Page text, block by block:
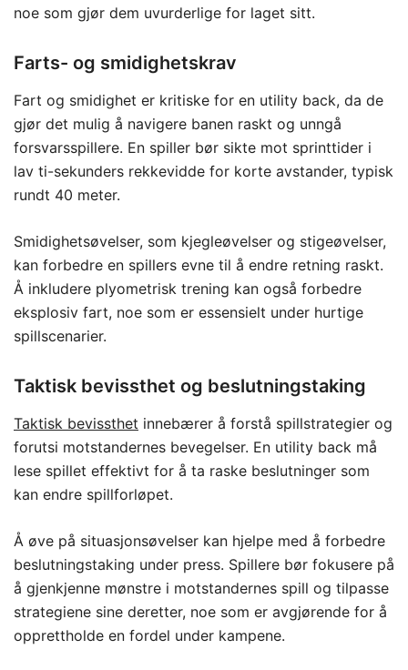
noe som gjør dem uvurderlige for laget sitt.
Farts- og smidighetskrav
Fart og smidighet er kritiske for en utility back, da de
gjør det mulig å navigere banen raskt og unngå
forsvarsspillere. En spiller bør sikte mot sprinttider i
lav ti-sekunders rekkevidde for korte avstander, typisk
rundt 40 meter.
Smidighetsøvelser, som kjegleøvelser og stigeøvelser,
kan forbedre en spillers evne til å endre retning raskt.
Å inkludere plyometrisk trening kan også forbedre
eksplosiv fart, noe som er essensielt under hurtige
spillscenarier.
Taktisk bevissthet og beslutningstaking
Taktisk bevissthet innebærer å forstå spillstrategier og
forutsi motstandernes bevegelser. En utility back må
lese spillet effektivt for å ta raske beslutninger som
kan endre spillforløpet.
Å øve på situasjonsøvelser kan hjelpe med å forbedre
beslutningstaking under press. Spillere bør fokusere på
å gjenkjenne mønstre i motstandernes spill og tilpasse
strategiene sine deretter, noe som er avgjørende for å
opprettholde en fordel under kampene.